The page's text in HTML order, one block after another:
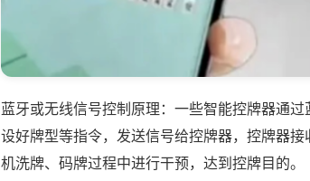
蓝牙或无线信号控制原理：一些智能控牌器通
设好牌型等指令，发送信号给控牌器，控牌器
机洗牌、码牌过程中进行干预，达到控牌目的。